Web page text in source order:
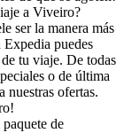
a Viveiro?
ser la manera más
Expedia puedes
tu viaje. De todas
o de última
nuestras ofertas.
de